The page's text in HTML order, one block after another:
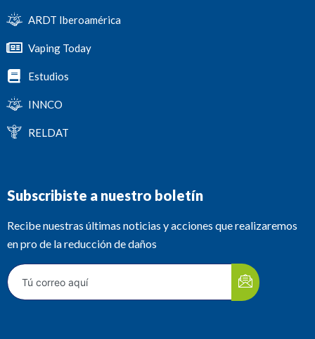
ARDT Iberoamérica
Vaping Today
Estudios
INNCO
RELDAT
Subscribiste a nuestro boletín
Recibe nuestras últimas noticias y acciones que realizaremos
en pro de la reducción de daños